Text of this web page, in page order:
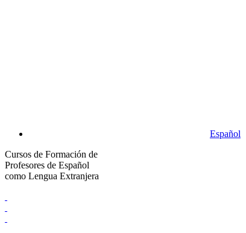
Español
Cursos de Formación de
Profesores de Español
como Lengua Extranjera